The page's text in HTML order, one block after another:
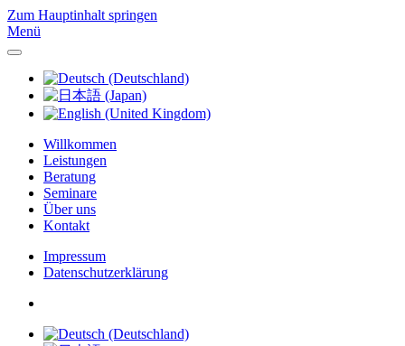
Zum Hauptinhalt springen
Menü
Willkommen
Leistungen
Beratung
Seminare
Über uns
Kontakt
Impressum
Datenschutzerklärung